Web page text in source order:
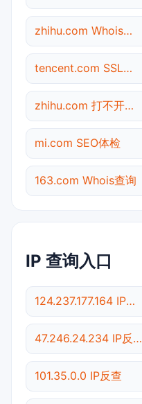
zhihu.com Whois查询
tencent.com SSL检测
zhihu.com 打不开检测
mi.com SEO体检
163.com Whois查询
IP 查询入口
124.237.177.164 IP反查
47.246.24.234 IP反查
101.35.0.0 IP反查